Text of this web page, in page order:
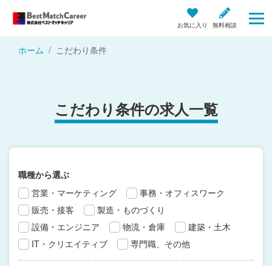
お気に入り 無料相談
ホーム こだわり条件
こだわり条件の求人一覧
職種から選ぶ
営業・マーケティング
事務・オフィスワーク
販売・接客
製造・ものづくり
設備・エンジニア
物流・倉庫
建築・土木
IT・クリエイティブ
専門職、その他